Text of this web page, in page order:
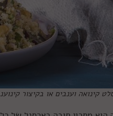
קינואה וענבים או בקיצור